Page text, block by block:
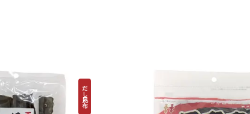
だし昆布